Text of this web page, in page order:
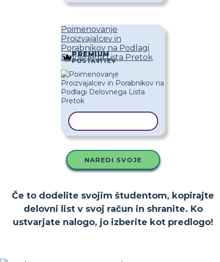
Poimenovanje
Proizvajalcev in
Porabnikov na Podlagi
Delovnega Lista Pretok
PREMIUM
POSTAVITEV
NAREDI SVOJE
Če to dodelite svojim študentom, kopirajte
delovni list v svoj račun in shranite. Ko
ustvarjate nalogo, jo izberite kot predlogo!